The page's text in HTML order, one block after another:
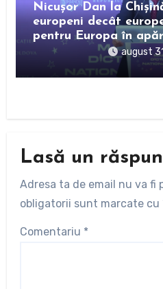
Nicușor Dan la
europeni decât
pentru Europa în
august
Lasă un
Adresa ta de email nu va fi
obligatorii sunt marcate cu
Comentariu *